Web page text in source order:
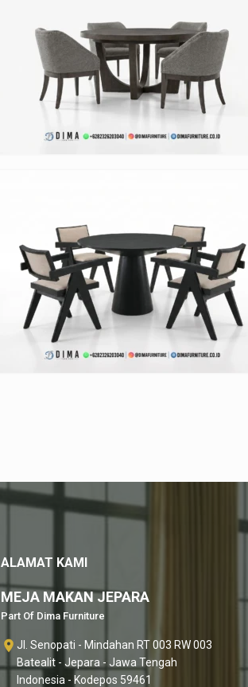
ALAMAT KAMI
MEJA MAKAN JEPARA
Part Of Dima Furniture
Jl. Senopati - Mindahan RT 003 RW 003
Batealit - Jepara - Jawa Tengah
Indonesia - Kodepos 59461